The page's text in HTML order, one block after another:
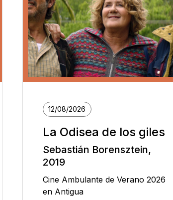
12/08/2026
La Odisea de los giles
Sebastián Borensztein,
2019
Cine Ambulante de Verano 2026
en Antigua